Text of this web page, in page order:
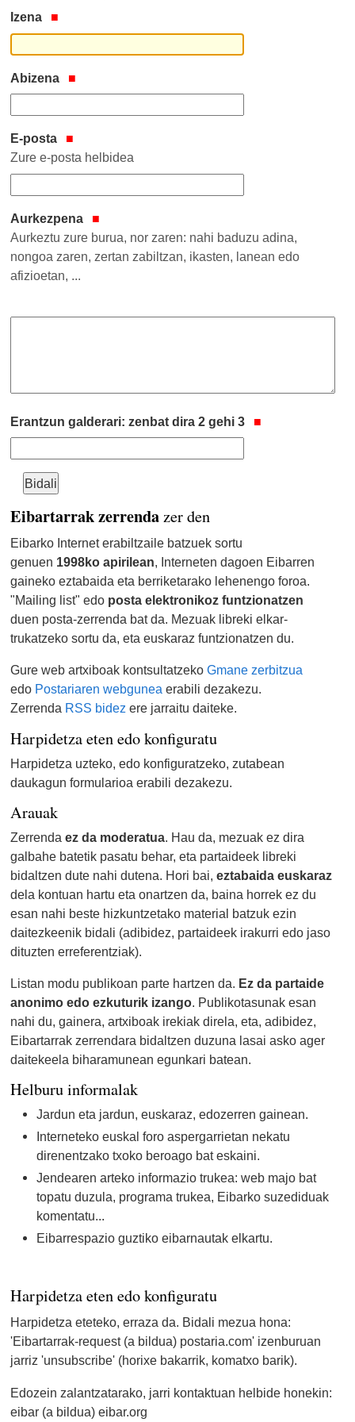
Izena
Abizena
E-posta
Zure e-posta helbidea
Aurkezpena
Aurkeztu zure burua, nor zaren: nahi baduzu adina,
nongoa zaren, zertan zabiltzan, ikasten, lanean edo
afizioetan, ...
Erantzun galderari: zenbat dira 2 gehi 3
Eibartarrak zerrendazer den
Eibarko Internet erabiltzaile batzuek sortu
genuen 1998ko apirilean, Interneten dagoen Eibarren
gaineko eztabaida eta berriketarako lehenengo foroa.
"Mailing list" edo posta elektronikoz funtzionatzen
duen posta-zerrenda bat da. Mezuak libreki elkar-
trukatzeko sortu da, eta euskaraz funtzionatzen du.
Gure web artxiboak kontsultatzekoGmane zerbitzua
edo Postariaren webgunea erabili dezakezu.
Zerrenda RSS bidez ere jarraitu daiteke.
Harpidetza eten edo konfiguratu
Harpidetza uzteko, edo konfiguratzeko, zutabean
daukagun formularioa erabili dezakezu.
Arauak
Zerrendaez da moderatua. Hau da, mezuak ez dira
galbahe batetik pasatu behar, eta partaideek libreki
bidaltzen dute nahi dutena. Hori bai,eztabaida euskaraz
dela kontuan hartu eta onartzen da, baina horrek ez du
esan nahi beste hizkuntzetako material batzuk ezin
daitezkeenik bidali (adibidez, partaideek irakurri edo jaso
dituzten erreferentziak).
Listan modu publikoan parte hartzen da. Ez da partaide
anonimo edo ezkuturik izango. Publikotasunak esan
nahi du, gainera, artxiboak irekiak direla, eta, adibidez,
Eibartarrak zerrendara bidaltzen duzuna lasai asko ager
daitekeela biharamunean egunkari batean.
Helburu informalak
Jardun eta jardun, euskaraz, edozerren gainean.
Interneteko euskal foro aspergarrietan nekatu
direnentzako txoko beroago bat eskaini.
Jendearen arteko informazio trukea: web majo bat
topatu duzula, programa trukea, Eibarko suzediduak
komentatu...
Eibarrespazio guztiko eibarnautak elkartu.
Harpidetza eten edo konfiguratu
Harpidetza eteteko, erraza da. Bidali mezua hona:
'Eibartarrak-request (a bildua) postaria.com' izenburuan
jarriz 'unsubscribe' (horixe bakarrik, komatxo barik).
Edozein zalantzatarako, jarri kontaktuan helbide honekin:
eibar (a bildua) eibar.org